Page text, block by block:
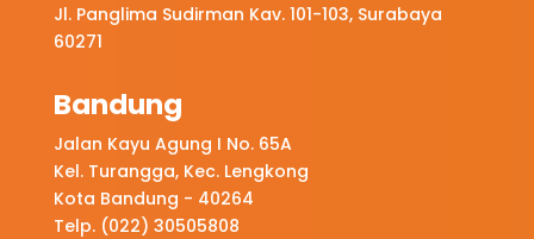
Jl. Panglima Sudirman Kav. 101-103, Surabaya
60271
Bandung
Jalan Kayu Agung I No. 65A
Kel. Turangga, Kec. Lengkong
Kota Bandung - 40264
Telp. (022) 30505808